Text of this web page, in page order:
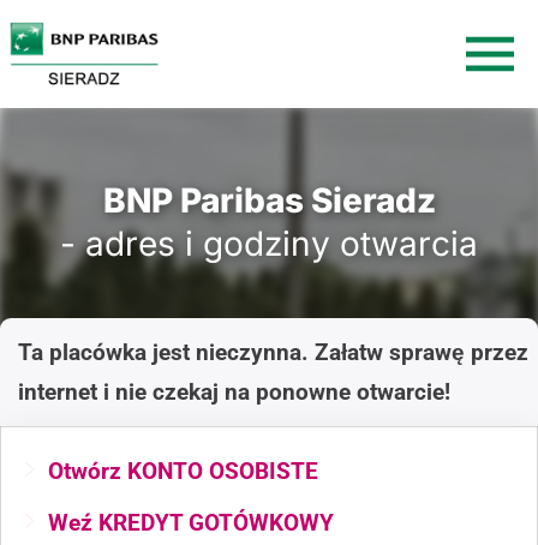
BNP Paribas Sieradz
- adres i godziny otwarcia
Ta placówka jest nieczynna. Załatw sprawę przez
internet i nie czekaj na ponowne otwarcie!
Otwórz KONTO OSOBISTE
Weź KREDYT GOTÓWKOWY